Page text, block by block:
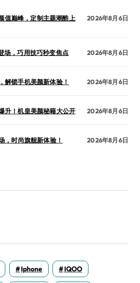
值巅峰，定制主题潮酷上
2026年8月6日
场，巧用技巧秒变焦点 2026年8月6日
解锁手机美颜新体验！ 2026年8月6日
升！机皇美颜秘籍大公开 2026年8月6日
，时尚旗舰新体验！ 2026年8月6日
Iphone IQOO